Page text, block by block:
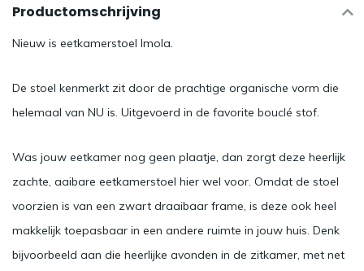
Productomschrijving
Nieuw is eetkamerstoel Imola.
De stoel kenmerkt zit door de prachtige organische vorm die
helemaal van NU is. Uitgevoerd in de favorite bouclé stof.
Was jouw eetkamer nog geen plaatje, dan zorgt deze heerlijk
zachte, aaibare eetkamerstoel hier wel voor. Omdat de stoel
voorzien is van een zwart draaibaar frame, is deze ook heel
makkelijk toepasbaar in een andere ruimte in jouw huis. Denk
bijvoorbeeld aan die heerlijke avonden in de zitkamer, met net